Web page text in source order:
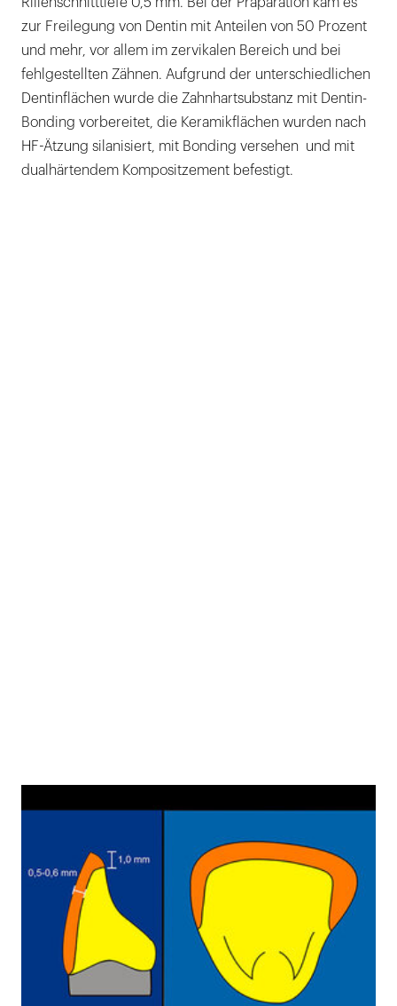
zur Freilegung von Dentin mit Anteilen von 50 Prozent
und mehr, vor allem im zervikalen Bereich und bei
fehlgestellten Zähnen. Aufgrund der unterschiedlichen
Dentinflächen wurde die Zahnhartsubstanz mit Dentin-
Bonding vorbereitet, die Keramikflächen wurden nach
HF-Ätzung silanisiert, mit Bonding versehen und mit
dualhärtendem Kompositzement befestigt.